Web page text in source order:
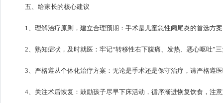
五、给家长的核心建议
1、理解治疗原则，建立合理预期：手术是儿童急性阑尾炎的首选方
2、熟知症状，及时就医：牢记“转移性右下腹痛、发热、恶心呕吐”
3、严格遵从个体化治疗方案：无论是手术还是保守治疗，请严格遵
4、关注术后恢复：鼓励孩子尽早下床活动，循序渐进恢复饮食，注